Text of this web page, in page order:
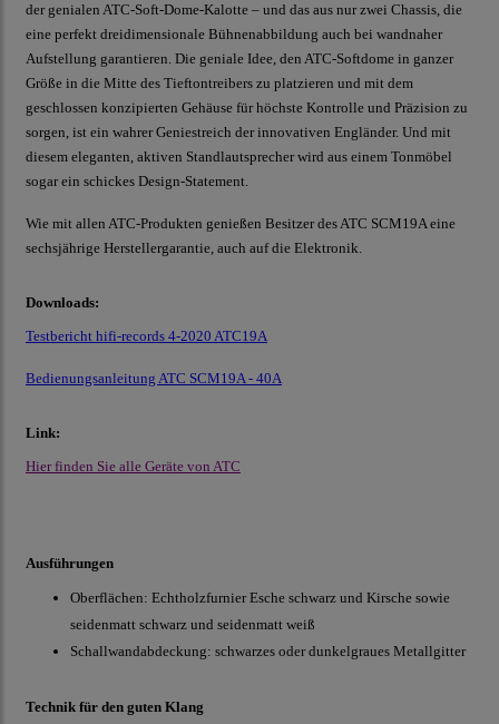
der genialen ATC-Soft-Dome-Kalotte – und das aus nur zwei Chassis, die
eine perfekt dreidimensionale Bühnenabbildung auch bei wandnaher
Aufstellung garantieren. Die geniale Idee, den ATC-Softdome in ganzer
Größe in die Mitte des Tieftontreibers zu platzieren und mit dem
geschlossen konzipierten Gehäuse für höchste Kontrolle und Präzision zu
sorgen, ist ein wahrer Geniestreich der innovativen Engländer. Und mit
diesem eleganten, aktiven Standlautsprecher wird aus einem Tonmöbel
sogar ein schickes Design-Statement.
Wie mit allen ATC-Produkten genießen Besitzer des ATC SCM19A eine
sechsjährige Herstellergarantie, auch auf die Elektronik.
Downloads:
Testbericht hifi-records 4-2020 ATC19A
Bedienungsanleitung ATC SCM19A - 40A
Link:
Hier finden Sie alle Geräte von ATC
Ausführungen
Oberflächen: Echtholzfurnier Esche schwarz und Kirsche sowie
seidenmatt schwarz und seidenmatt weiß
Schallwandabdeckung: schwarzes oder dunkelgraues Metallgitter
Technik für den guten Klang